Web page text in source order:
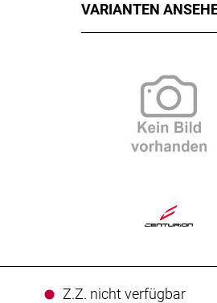
VARIANTEN
Z.Z. nicht verfügbar